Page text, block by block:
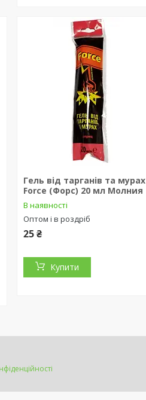
Гель від тарганів та мурах
Force (Форс) 20 мл Молния
В наявності
Оптом і в роздріб
25 ₴
Купити